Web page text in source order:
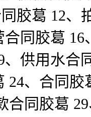
胶葛 12、
同胶葛
供用水合
、合同
同胶葛